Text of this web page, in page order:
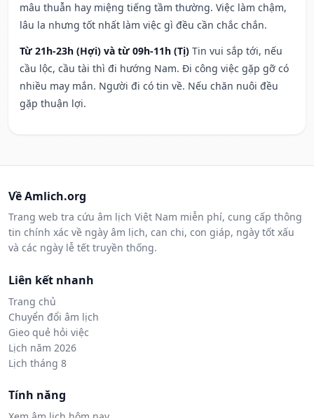
mâu thuẫn hay miệng tiếng tầm thường. Việc làm chậm,
lâu la nhưng tốt nhất làm việc gì đều cần chắc chắn.
Từ 21h-23h (Hợi) và từ 09h-11h (Tị) Tin vui sắp tới, nếu
cầu lộc, cầu tài thì đi hướng Nam. Đi công việc gặp gỡ có
nhiều may mắn. Người đi có tin về. Nếu chăn nuôi đều
gặp thuận lợi.
Về Amlich.org
Trang web tra cứu âm lịch Việt Nam miễn phí, cung cấp thông
tin chính xác về ngày âm lịch, can chi, con giáp, ngày tốt xấu
và các ngày lễ tết truyền thống.
Liên kết nhanh
Trang chủ
Chuyển đổi âm lịch
Gieo quẻ hỏi việc
Lịch năm 2026
Lịch tháng 8
Tính năng